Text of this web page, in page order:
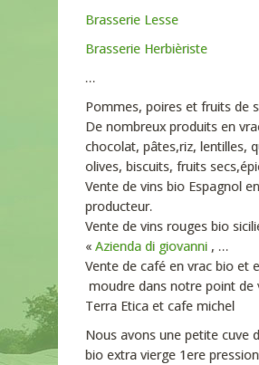
Brasserie Lesse
Brasserie Herbièriste
…
Pommes, poires et fruits de
De nombreux produits en
chocolat, pâtes,riz, lentilles,
olives, biscuits, fruits
Vente de vins bio Espagnol
producteur.
Vente de vins rouges bio
«Azienda di giovanni , …
Vente de café en vrac bio et
moudre dans notre point de
Terra Etica et cafe michel
Nous avons une petite cuve
bio extra vierge 1ere